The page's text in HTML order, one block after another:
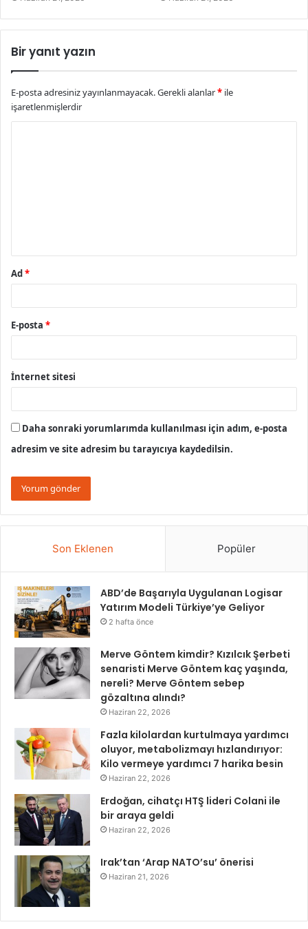
Bir yanıt yazın
E-posta adresiniz yayınlanmayacak.Gerekli alanlar* ile
işaretlenmişlerdir
Ad *
E-posta *
İnternet sitesi
Daha sonraki yorumlarımda kullanılması için adım, e-posta
adresim ve site adresim bu tarayıcıya kaydedilsin.
Son Eklenen Popüler
ABD’de Başarıyla Uygulanan Logisar
Yatırım Modeli Türkiye’ye Geliyor
2 hafta önce
Merve Göntem kimdir? Kızılcık Şerbeti
senaristi Merve Göntem kaç yaşında,
nereli? Merve Göntem sebep
gözaltına alındı?
Haziran 22, 2026
Fazla kilolardan kurtulmaya yardımcı
oluyor, metabolizmayı hızlandırıyor:
Kilo vermeye yardımcı 7 harika besin
Haziran 22, 2026
Erdoğan, cihatçı HTŞ lideri Colani ile
bir araya geldi
Haziran 22, 2026
Irak’tan ‘Arap NATO’su’ önerisi
Haziran 21, 2026